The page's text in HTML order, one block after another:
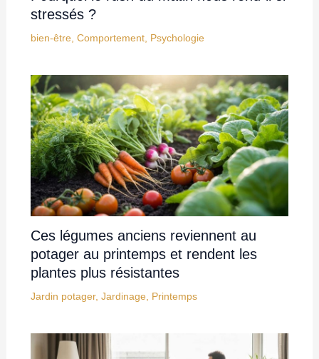
stressés ?
bien-être, Comportement, Psychologie
Ces légumes anciens reviennent au
potager au printemps et rendent les
plantes plus résistantes
Jardin potager, Jardinage Printemps